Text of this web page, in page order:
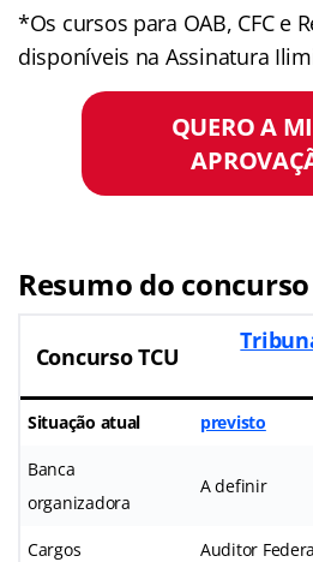
*Os cursos para OAB, CFC e
disponíveis na Assinatura
QUERO A
Resumo do concurso
Concurso TCU
Situação atual previsto
Banca
organizadora
A definir
Cargos Auditor